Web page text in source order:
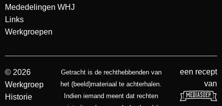
Mededelingen WHJ
Links
Werkgroepen
© 2026
Werkgroep
Historie
Getracht is de rechthebbenden van
het (beeld)materiaal te achterhalen.
Indien iemand meent dat rechten
een recept
van